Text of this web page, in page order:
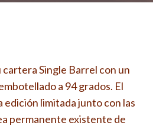
cartera Single Barrel con un
a 94 grados. El
edición limitada junto con las
permanente existente de